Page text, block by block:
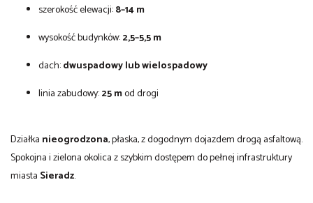
szerokość elewacji:8–14 m
wysokość budynków:2,5–5,5 m
dach:dwuspadowy lub wielospadowy
linia zabudowy:25 mod drogi
Działka nieogrodzona, płaska, z dogodnym dojazdem drogą asfaltową.
Spokojna i zielona okolica z szybkim dostępem do pełnej infrastruktury
miasta Sieradz.